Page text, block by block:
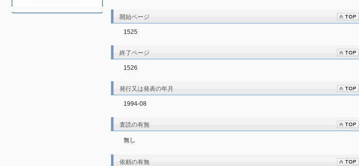
開始ページ
1525
終了ページ
1526
発行又は発表の年月
1994-08
査読の有無
無し
依頼の有無